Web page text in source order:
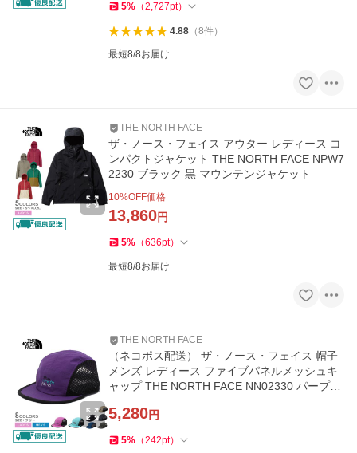
5% （2,727pt）
4.88（8件）
最短8/8お届け
THE NORTH FACE
ザ・ノース・フェイス アウター レディース コ
ンパクトジャケット THE NORTH FACE NPW7
2230 ブラック 黒 マウンテンジャケット
10%OFF価格
13,860円
5% （636pt）
最短8/8お届け
THE NORTH FACE
（ネコポス配送） ザ・ノース・フェイス 帽子
メンズ レディース ファイブパネルメッシュキ
ャップ THE NORTH FACE NN02330 パープル
5,280円
5% （242pt）